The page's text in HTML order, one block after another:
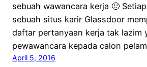
sebuah wawancara kerja 🙂
sebuah situs karir Glassdoor
daftar pertanyaan kerja tak lazim
pewawancara kepada calon
April 5, 2016